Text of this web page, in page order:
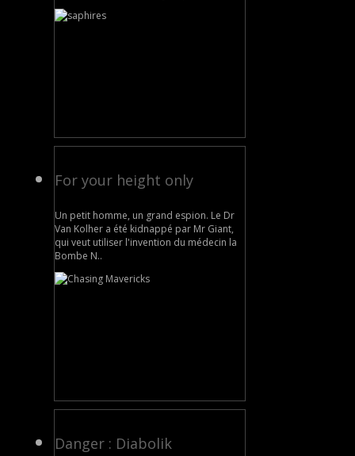
For your height only
Un petit homme, un grand espion. Le Dr
Van Kolher a été kidnappé par Mr Giant,
qui veut utiliser l'invention du médecin la
Bombe N..
Danger : Diabolik